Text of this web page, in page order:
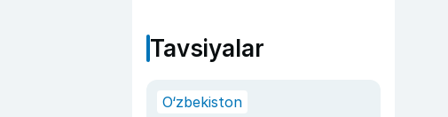
Tavsiyalar
O‘zbekiston